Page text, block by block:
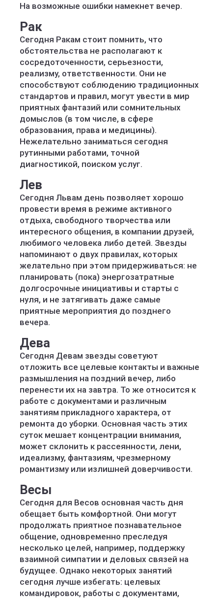
На возможные ошибки намекнет вечер.
Рак
Сегодня Ракам стоит помнить, что
обстоятельства не располагают к
сосредоточенности, серьезности,
реализму, ответственности. Они не
способствуют соблюдению традиционных
стандартов и правил, могут увести в мир
приятных фантазий или сомнительных
домыслов (в том числе, в сфере
образования, права и медицины).
Нежелательно заниматься сегодня
рутинными работами, точной
диагностикой, поиском услуг.
Лев
Сегодня Львам день позволяет хорошо
провести время в режиме активного
отдыха, свободного творчества или
интересного общения, в компании друзей,
любимого человека либо детей. Звезды
напоминают о двух правилах, которых
желательно при этом придерживаться: не
планировать (пока) энергозатратные
долгосрочные инициативы и старты с
нуля, и не затягивать даже самые
приятные мероприятия до позднего
вечера.
Дева
Сегодня Девам звезды советуют
отложить все целевые контакты и важные
размышления на поздний вечер, либо
перенести их на завтра. То же относится к
работе с документами и различным
занятиям прикладного характера, от
ремонта до уборки. Основная часть этих
суток мешает концентрации внимания,
может склонить к рассеянности, лени,
идеализму, фантазиям, чрезмерному
романтизму или излишней доверчивости.
Весы
Сегодня для Весов основная часть дня
обещает быть комфортной. Они могут
продолжать приятное познавательное
общение, одновременно преследуя
несколько целей, например, поддержку
взаимной симпатии и деловых связей на
будущее. Однако некоторых занятий
сегодня лучше избегать: целевых
командировок, работы с документами,